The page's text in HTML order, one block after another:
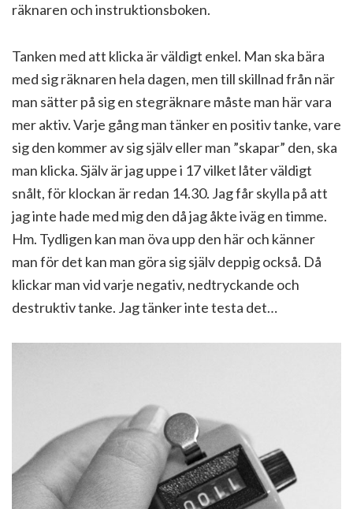
räknaren och instruktionsboken.
Tanken med att klicka är väldigt enkel. Man ska bära
med sig räknaren hela dagen, men till skillnad från när
man sätter på sig en stegräknare måste man här vara
mer aktiv. Varje gång man tänker en positiv tanke, vare
sig den kommer av sig själv eller man ”skapar” den, ska
man klicka. Själv är jag uppe i 17 vilket låter väldigt
snålt, för klockan är redan 14.30. Jag får skylla på att
jag inte hade med mig den då jag åkte iväg en timme.
Hm. Tydligen kan man öva upp den här och känner
man för det kan man göra sig själv deppig också. Då
klickar man vid varje negativ, nedtryckande och
destruktiv tanke. Jag tänker inte testa det…